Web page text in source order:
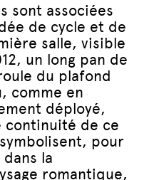
sont associées
de cycle et de
salle, visible
un long pan de
du plafond
comme en
déployé,
continuité de ce
pour
la
romantique,